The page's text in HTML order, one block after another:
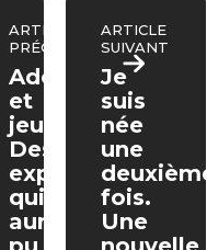
ARTICLE
PRÉCÉDENT
Adolescence
et
jeunesse.
Des
expériences
qui
auraient
ARTICLE
SUIVANT
Je
suis
née
une
deuxième
fois.
Une